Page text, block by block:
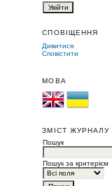
СПОВІЩЕННЯ
Дивитися
Сповістити
МОВА
ЗМІСТ ЖУРНАЛУ
Пошук
Пошук за критерієм